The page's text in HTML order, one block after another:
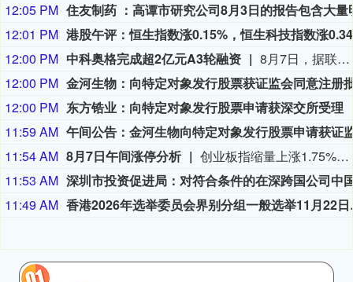
12:05 PM
12:01 PM
12:00 PM 中科奥格完成超2亿元A3轮融资
8月7日，据联想创投消息，中国异种移植领域的企业成都中科奥格生物科技有限公司于2026年8月宣布完成超2亿元A3轮融资。本轮融资由中科创星领投，联想创投、牧原集团、威高血净、华立集团、华方资本、成都科创投跟投，老股东贝达基金、光合创投持续加注。凯乘资本担任独家财务顾问。本轮资金将主要用于异种移植产品的临床试验申报与推进、DPF级医用供体猪产能扩建、产业基地建设及新一代多基因编辑供体猪开发。
12:00 PM
12:00 PM 东方锆业：向特定对象发行股票申请获深交所受理
11:59 AM
11:54 AM 8月7日午间涨停分析
创业板指缩量上涨1.75%，医药、算力硬件股持续爆发。宝鼎科技、云南锗业、汇绿生态、沃格光电、百花医药均4连板，一图看懂>>
11:53 AM
11:49 AM
香港